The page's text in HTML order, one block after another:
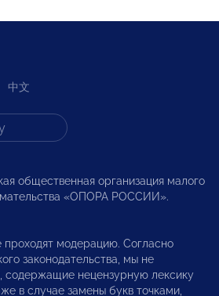
中文
общественная организация малого
«ОПОРА РОССИИ».
модерацию. Согласно
законодательства, мы не
содержащие нецензурную лексику
в случае замены букв точками,